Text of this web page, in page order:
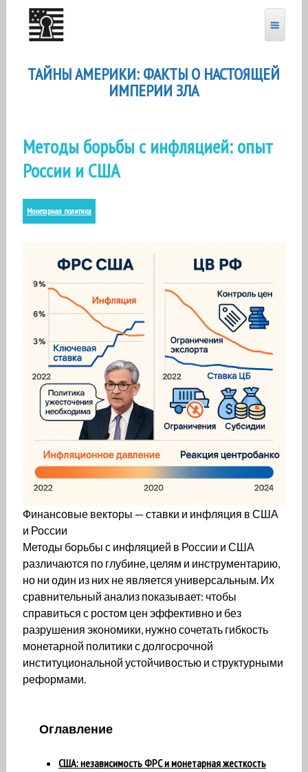
Перейти
содержанию
ТАЙНЫ АМЕРИКИ: ФАКТЫ О НАСТОЯЩЕЙ
ИМПЕРИИ ЗЛА
Методы борьбы с инфляцией: опыт
России и США
Монетарная политика
Финансовые векторы — ставки и инфляция в США
и России
Методы борьбы с инфляцией в России и США
различаются по глубине, целям и инструментарию,
но ни один из них не является универсальным. Их
сравнительный анализ показывает: чтобы
справиться с ростом цен эффективно и без
разрушения экономики, нужно сочетать гибкость
монетарной политики с долгосрочной
институциональной устойчивостью и структурными
реформами.
Оглавление
США: независимость ФРС и монетарная жесткость